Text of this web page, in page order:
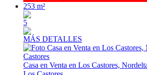
253 m²
5
MÁS DETALLES
Casa en Venta en Los Castores,